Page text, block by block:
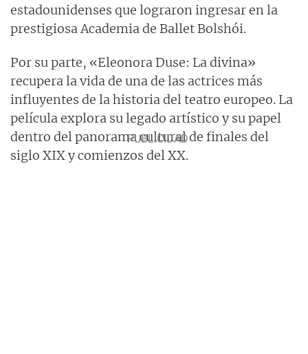
estadounidenses que lograron ingresar en la
prestigiosa Academia de Ballet Bolshói.
Por su parte, «Eleonora Duse: La divina»
recupera la vida de una de las actrices más
influyentes de la historia del teatro europeo. La
película explora su legado artístico y su papel
dentro del panorama cultural de finales del
siglo XIX y comienzos del XX.